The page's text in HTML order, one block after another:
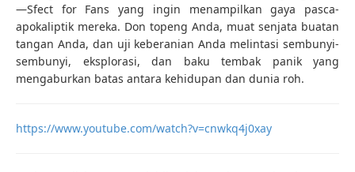
—Sfect for Fans yang ingin menampilkan gaya pasca-
apokaliptik mereka. Don topeng Anda, muat senjata buatan
tangan Anda, dan uji keberanian Anda melintasi sembunyi-
sembunyi, eksplorasi, dan baku tembak panik yang
mengaburkan batas antara kehidupan dan dunia roh.
https://www.youtube.com/watch?v=cnwkq4j0xay